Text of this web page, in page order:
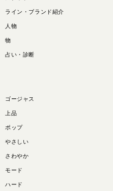
ライン・ブランド紹介
人物
物
占い・診断
ゴージャス
上品
ポップ
やさしい
さわやか
モード
ハード